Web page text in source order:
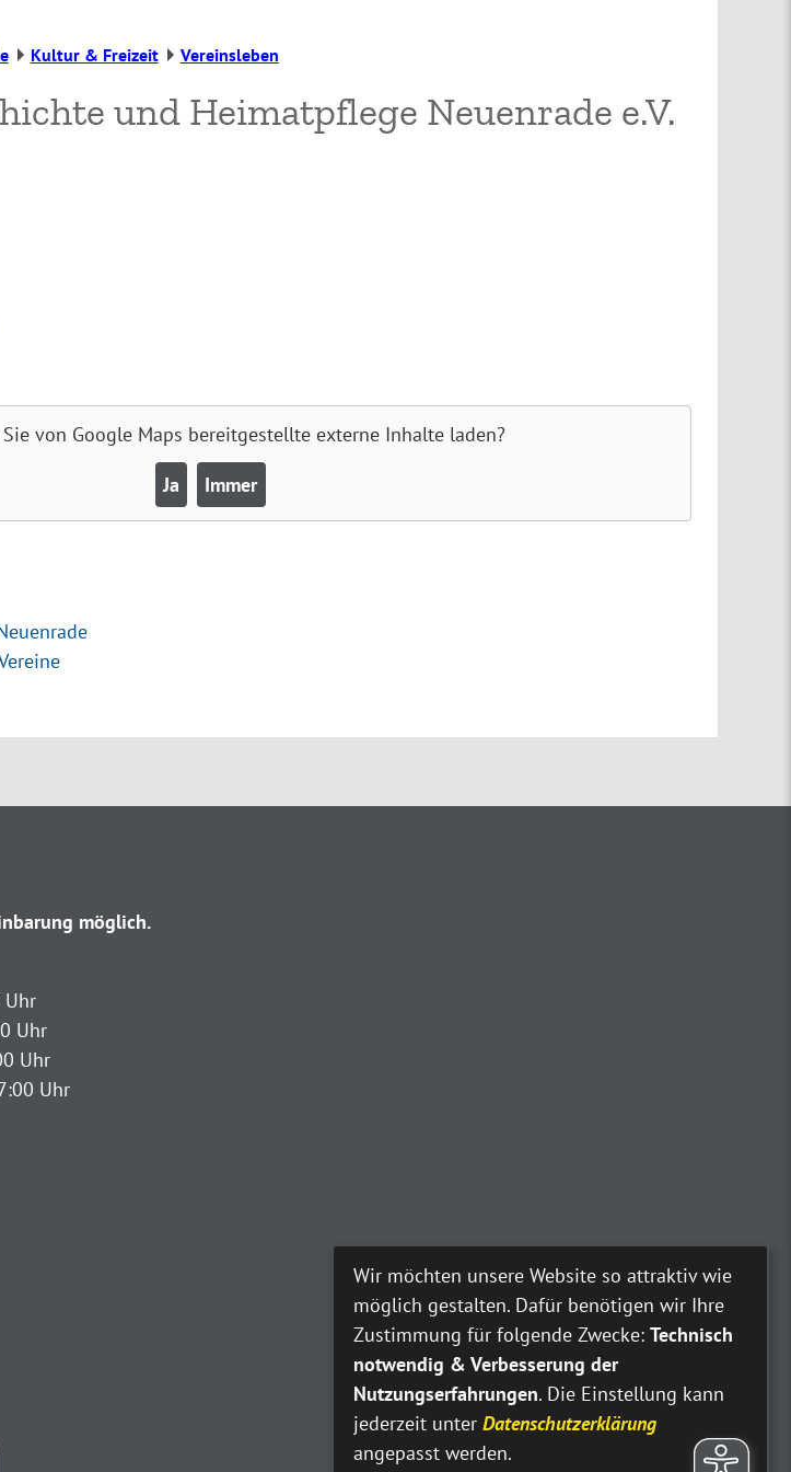
Kultur & Freizeit Vereinsleben
und Heimatpflege Neuenrade e.V.
von Google Maps bereitgestellte externe Inhalte laden?
Ja Immer
möglich.
Uhr
Uhr
Uhr
Uhr
Wir möchten unsere Website so attraktiv wie
möglich gestalten. Dafür benötigen wir Ihre
Zustimmung für folgende Zwecke: Technisch
notwendig & Verbesserung der
Nutzungserfahrungen. Die Einstellung kann
jederzeit unter Datenschutzerklärung
angepasst werden.